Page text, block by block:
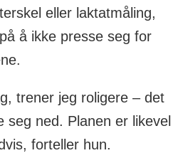
eller laktatmåling,
å ikke presse seg for
trener jeg roligere – det
seg ned. Planen er likevel
forteller hun.